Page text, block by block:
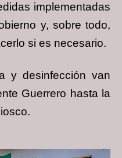
implementadas
y, sobre todo,
si es necesario.
y desinfección van
Guerrero hasta la